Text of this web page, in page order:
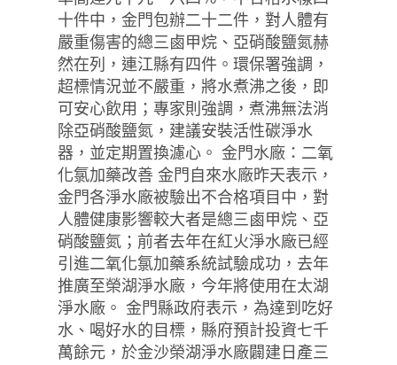
十件中，金門包辦二十二件，對人體有
嚴重傷害的總三鹵甲烷、亞硝酸鹽氮赫
然在列，連江縣有四件。環保署強調，
超標情況並不嚴重，將水煮沸之後，即
可安心飲用；專家則強調，煮沸無法消
除亞硝酸鹽氮，建議安裝活性碳淨水
器，並定期置換濾心。 金門水廠：二氧
化氯加藥改善 金門自來水廠昨天表示，
金門各淨水廠被驗出不合格項目中，對
人體健康影響較大者是總三鹵甲烷、亞
硝酸鹽氮；前者去年在紅火淨水廠已經
引進二氧化氯加藥系統試驗成功，去年
推廣至榮湖淨水廠，今年將使用在太湖
淨水廠。 金門縣政府表示，為達到吃好
水、喝好水的目標，縣府預計投資七千
萬餘元，於金沙榮湖淨水廠闢建日產三